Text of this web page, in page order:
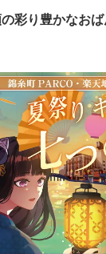
彩り豊かなお